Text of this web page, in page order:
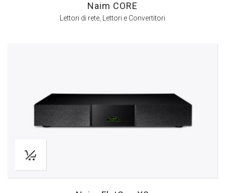
Naim CORE
Lettori di rete Lettori e Convertitori